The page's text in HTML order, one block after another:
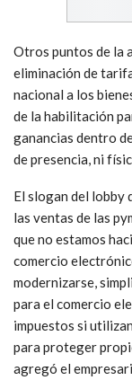
Otros puntos de la
eliminación de
nacional a los
de la habilitación
ganancias dentro
de presencia, ni
El slogan del lobby
las ventas de las
que no estamos
comercio
modernizarse,
para el comercio
impuestos si
para proteger
agregó el